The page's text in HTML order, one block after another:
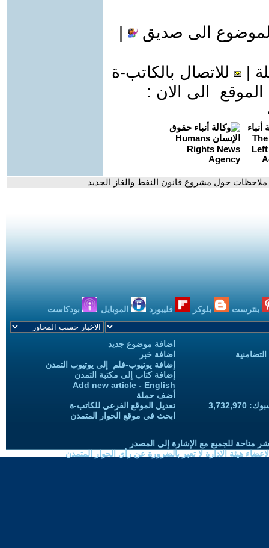
الى صديق |
|
للاتصال بالكاتب-ة
الى الان :
حول مشروع قانون النفط والغاز الجديد
بنترست بلوكر فليبورد الموبايل بودكاست
اضافة موضوع جديد
اضافة خبر
إضافة يوتيوب-فلم إلى يوتيوب التمدن
إضافة كتاب إلى مكتبة التمدن
Add new article - English
أضف حملة
تعديل الموقع الفرعي للكاتب-ة
ابحث في موقع الحوار المتمدن
متاحة للجميع مع الإشارة إلى المصدر
هيئة الادارة لا تعبر بالضرورة عن رأي الحوار المتمدن